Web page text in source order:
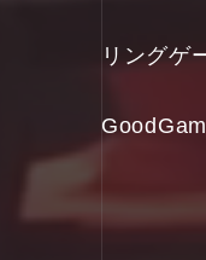
リングゲ